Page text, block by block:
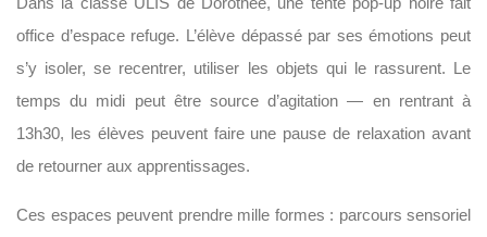
office d’espace refuge. L’élève dépassé par ses émotions peut
s’y isoler, se recentrer, utiliser les objets qui le rassurent. Le
temps du midi peut être source d’agitation — en rentrant à
13h30, les élèves peuvent faire une pause de relaxation avant
de retourner aux apprentissages.
Ces espaces peuvent prendre mille formes : parcours sensoriel